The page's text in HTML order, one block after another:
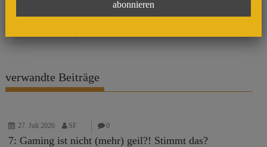
verwandte Beiträge
27. Juli 2026 SF 0
7: Gaming ist nicht (mehr) geil?! Stimmt das?